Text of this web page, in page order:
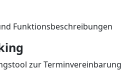
Funktionsbeschreibungen
zur Terminvereinbarung